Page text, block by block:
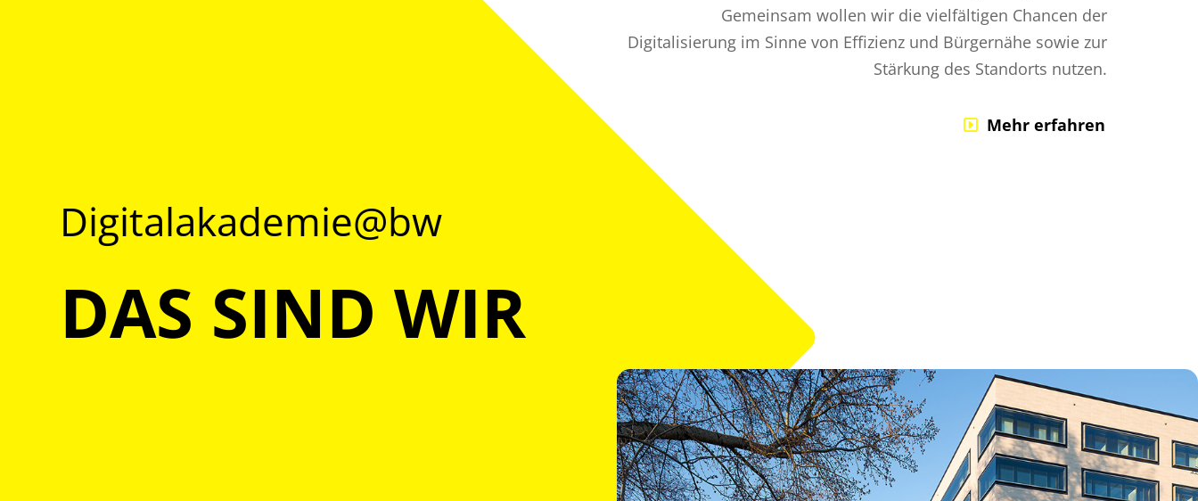
Gemeinsam wollen wir die vielfältigen Chancen der
Digitalisierung im Sinne von Effizienz und Bürgernähe sowie zur
Stärkung des Standorts nutzen.
Mehr erfahren
Digitalakademie@bw
DAS SIND WIR